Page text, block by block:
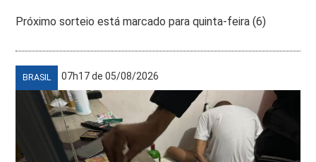
Próximo sorteio está marcado para quinta-feira (6)
BRASIL 07h17 de 05/08/2026